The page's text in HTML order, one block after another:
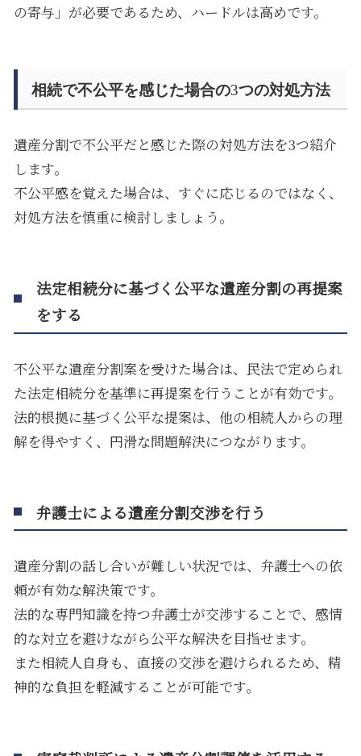
の寄与」が必要であるため、ハードルは高めです。
相続で不公平を感じた場合の3つの対処方法
遺産分割で不公平だと感じた際の対処方法を3つ紹介
します。
不公平感を覚えた場合は、すぐに応じるのではなく、
対処方法を慎重に検討しましょう。
法定相続分に基づく公平な遺産分割の再提案
をする
不公平な遺産分割案を受けた場合は、民法で定められ
た法定相続分を基準に再提案を行うことが有効です。
法的根拠に基づく公平な提案は、他の相続人からの理
解を得やすく、円滑な問題解決につながります。
弁護士による遺産分割交渉を行う
遺産分割の話し合いが難しい状況では、弁護士への依
頼が有効な解決策です。
法的な専門知識を持つ弁護士が交渉することで、感情
的な対立を避けながら公平な解決を目指せます。
また相続人自身も、直接の交渉を避けられるため、精
神的な負担を軽減することが可能です。